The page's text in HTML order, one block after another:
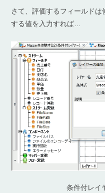
さて、評価するフィールド
する値を入力すれば…
条件付レイ